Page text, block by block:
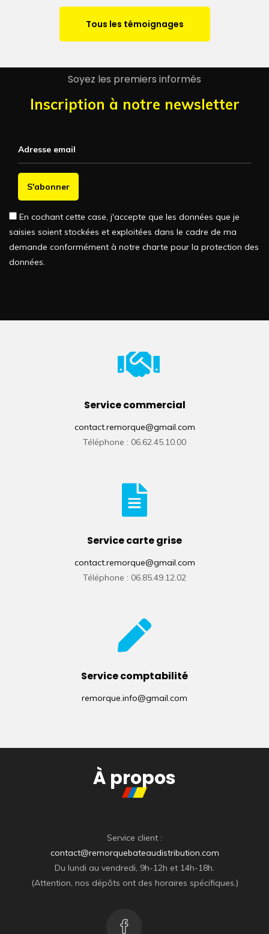
Tous les témoignages
Soyez les premiers informés
Inscription à notre newsletter
En cochant cette case, j'accepte que les données que je
saisies soient stockées et exploitées dans le cadre de ma
demande conformément à notre charte pour la protection des
données.
Service commercial
contact.remorque@gmail.com
Téléphone : 06.62.45.10.00
Service carte grise
contact.remorque@gmail.com
Téléphone : 06.85.49.12.02
Service comptabilité
remorque.info@gmail.com
À propos
Service client :
contact@remorquebateaudistribution.com
Du lundi au vendredi, 9h-12h et 14h-18h.
(Attention, nos dépôts ont des horaires spécifiques.)